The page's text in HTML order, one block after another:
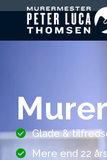
Glade &
Mere end 22